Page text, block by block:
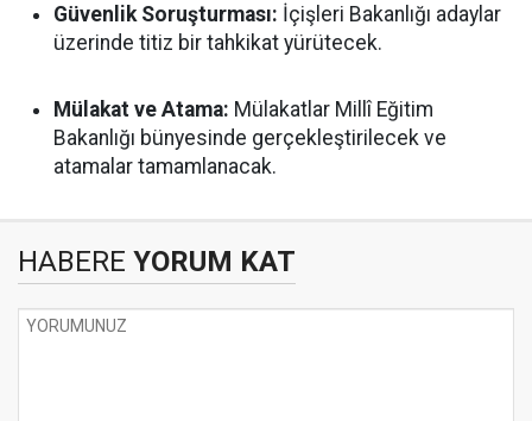
Güvenlik Soruşturması: İçişleri Bakanlığı adaylar
üzerinde titiz bir tahkikat yürütecek.
Mülakat ve Atama: Mülakatlar Millî Eğitim
Bakanlığı bünyesinde gerçekleştirilecek ve
atamalar tamamlanacak.
HABERE YORUM KAT